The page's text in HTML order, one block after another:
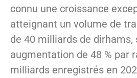
connu une croissance
atteignant un volume de
de 40 milliards de dirhams,
augmentation de 48 % par
milliards enregistrés en